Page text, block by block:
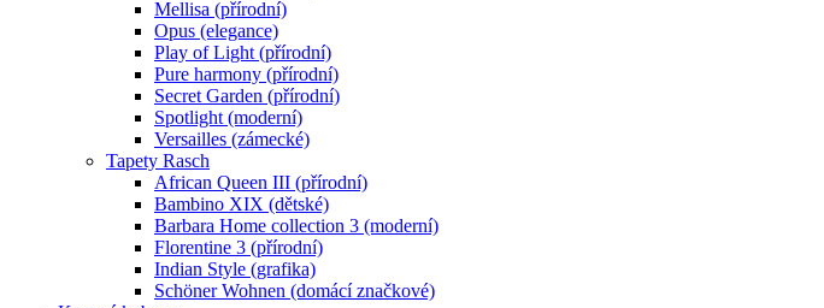
Mellisa (přírodní)
Opus (elegance)
Play of Light (přírodní)
Pure harmony (přírodní)
Secret Garden (přírodní)
Spotlight (moderní)
Versailles (zámecké)
Tapety Rasch
African Queen III (přírodní)
Bambino XIX (dětské)
Barbara Home collection 3 (moderní)
Florentine 3 (přírodní)
Indian Style (grafika)
Schöner Wohnen (domácí značkové)